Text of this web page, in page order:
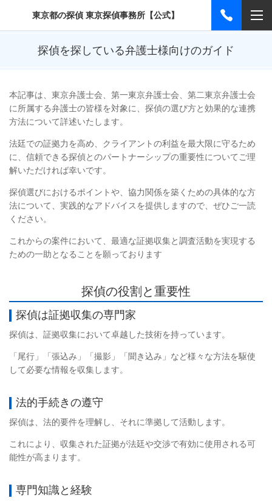
東京都の探偵 東京探偵事務所【公式】
探偵を探している弁護士様向けのガイド
本記事は、東京弁護士会、第一東京弁護士会、第二東京弁護士会
に所属する弁護士の皆様を対象に、探偵の選び方と効果的な連携
方法について詳述いたします。
法廷での証拠力を高め、クライアントの利益を最大限に守るため
に、信頼できる探偵とのパートナーシップの重要性についてご理
解いただければ幸いです。
探偵選びにおけるポイントや、協力関係を築くための具体的な方
法について、実践的なアドバイスを提供しますので、ぜひご一読
ください。
これからの案件において、最適な証拠収集と調査活動を実現する
ための一助となることを願っております
探偵の役割と重要性
探偵は証拠収集の専門家
探偵は、証拠収集において卓越した技術を持っています。
「尾行」「張込み」「撮影」「聞き込み」など様々な方法を駆使
して必要な情報を収集します。
法的手続きの遵守
探偵は、法的要件を理解し、それに準拠して活動します。
これにより、収集された証拠が法廷や交渉で有効に使用される可
能性が高まります。
専門知識と経験